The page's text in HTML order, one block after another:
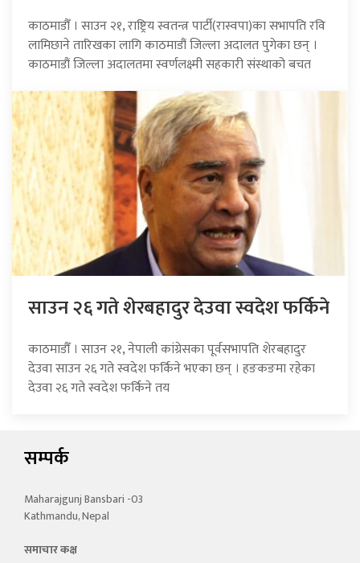
काठमाडौँ । साउन २१, राष्ट्रिय स्वतन्त्र पार्टी(रास्वपा)का सभापति रवि
लामिछाने तारिखका लागि काठमाडौं जिल्ला अदालत पुगेका छन् ।
काठमाडौं जिल्ला अदालतमा स्वर्णलक्ष्मी सहकारी संस्थाको बचत
साउन २६ गते शेरबहादुर देउवा स्वदेश फर्किने
काठमाडौँ । साउन २१, नेपाली कांग्रेसका पूर्वसभापति शेरबहादुर
देउवा साउन २६ गते स्वदेश फर्किने भएका छन् । हङकङमा रहेका
देउवा २६ गते स्वदेश फर्किने तय
सम्पर्क
Maharajgunj Bansbari -03
Kathmandu, Nepal
समाचार कक्ष